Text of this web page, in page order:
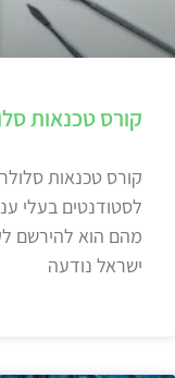
קורס טכנאות
קורס טכנאות
לסטודנטים בעלי
מהם הוא להירשם
ישראל נודעה